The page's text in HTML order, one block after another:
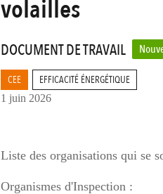
volailles
DOCUMENT DE TRAVAIL
CEE EFFICACITÉ ÉNERGÉTIQUE
1 juin 2026
Liste des organisations qui se
Organismes d'Inspection :